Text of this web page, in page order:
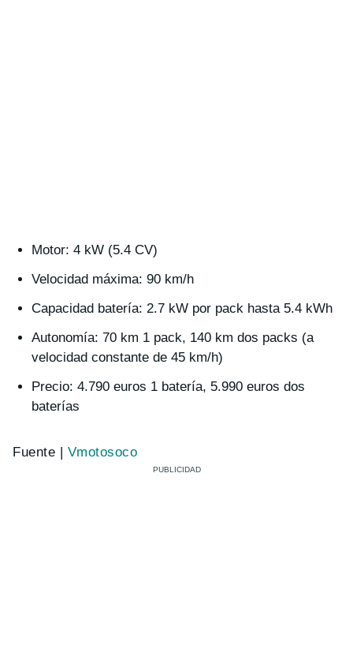
Motor: 4 kW (5.4 CV)
Velocidad máxima: 90 km/h
Capacidad batería: 2.7 kW por pack hasta 5.4 kWh
Autonomía: 70 km 1 pack, 140 km dos packs (a
velocidad constante de 45 km/h)
Precio: 4.790 euros 1 batería, 5.990 euros dos
baterías
Fuente | Vmotosoco